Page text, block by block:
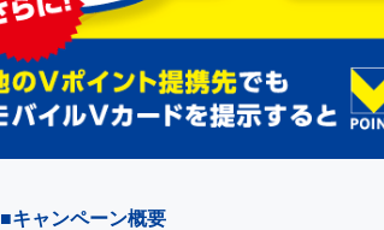
■キャンペーン概要